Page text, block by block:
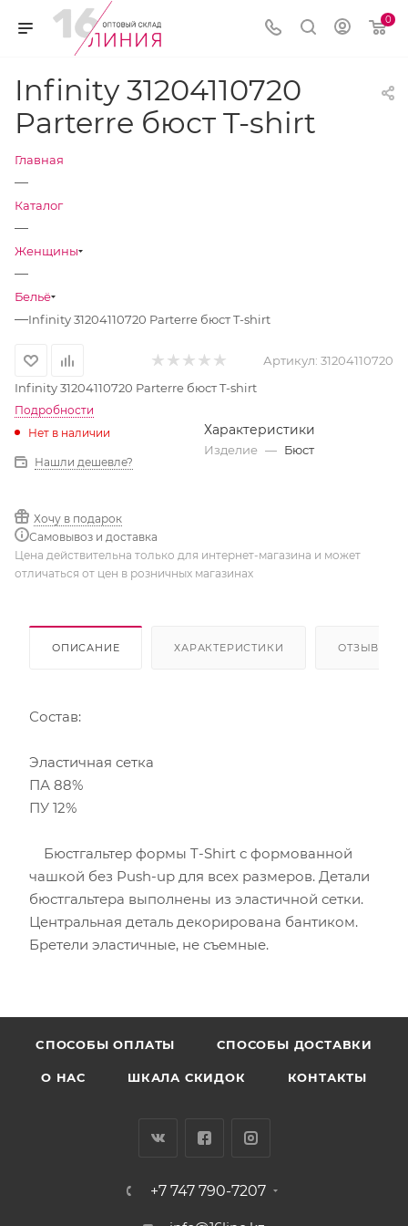
0
Infinity 31204110720
Parterre бюст T-shirt
Главная
—
Каталог
—
Женщины
—
Бельё
—Infinity 31204110720 Parterre бюст T-shirt
Артикул: 31204110720
Infinity 31204110720 Parterre бюст T-shirt
Подробности
Нет в наличии
Нашли дешевле?
Хочу в подарок
Самовывоз и доставка
Характеристики
Изделие — Бюст
Цена действительна только для интернет-магазина и может
отличаться от цен в розничных магазинах
ОПИСАНИЕ ХАРАКТЕРИСТИКИ ОТЗЫВЫ
Состав:
Эластичная сетка
ПА 88%
ПУ 12%
Бюстгальтер формы T-Shirt с формованной
чашкой без Push-uр для всех размеров. Детали
бюстгальтера выполнены из эластичной сетки.
Центральная деталь декорирована бантиком.
Бретели эластичные, не съемные.
CПОСОБЫ ОПЛАТЫ СПОСОБЫ ДОСТАВКИ
О НАС ШКАЛА СКИДОК КОНТАКТЫ
+7 747 790-7207